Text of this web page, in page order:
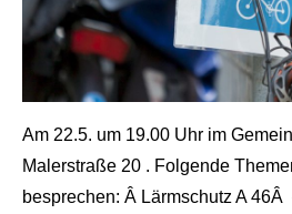
Am 22.5. um 19.00 Uhr im
Malerstraße 20 . Folgende
besprechen: Â Lärmschutz A